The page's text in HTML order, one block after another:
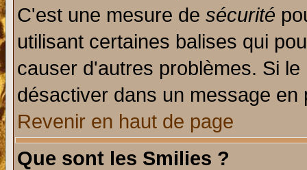
C'est une mesure de sécurité
utilisant certaines balises qui
causer d'autres problèmes. Si
désactiver dans un message
Revenir en haut de page
Que sont les Smilies ?